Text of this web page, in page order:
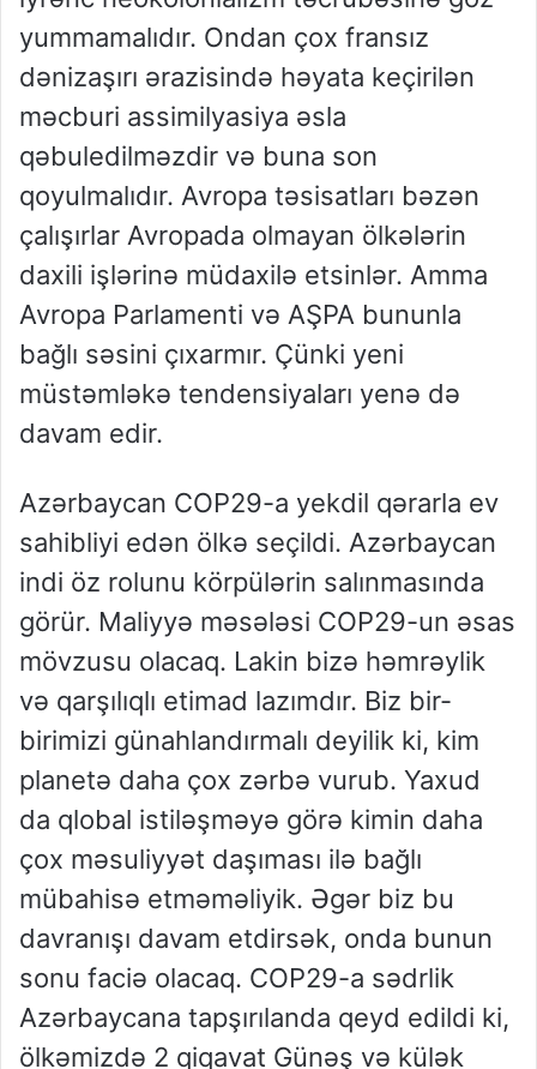
yummamalıdır. Ondan çox fransız
dənizaşırı ərazisində həyata keçirilən
məcburi assimilyasiya əsla
qəbuledilməzdir və buna son
qoyulmalıdır. Avropa təsisatları bəzən
çalışırlar Avropada olmayan ölkələrin
daxili işlərinə müdaxilə etsinlər. Amma
Avropa Parlamenti və AŞPA bununla
bağlı səsini çıxarmır. Çünki yeni
müstəmləkə tendensiyaları yenə də
davam edir.
Azərbaycan COP29-a yekdil qərarla ev
sahibliyi edən ölkə seçildi. Azərbaycan
indi öz rolunu körpülərin salınmasında
görür. Maliyyə məsələsi COP29-un əsas
mövzusu olacaq. Lakin bizə həmrəylik
və qarşılıqlı etimad lazımdır. Biz bir-
birimizi günahlandırmalı deyilik ki, kim
planetə daha çox zərbə vurub. Yaxud
da qlobal istiləşməyə görə kimin daha
çox məsuliyyət daşıması ilə bağlı
mübahisə etməməliyik. Əgər biz bu
davranışı davam etdirsək, onda bunun
sonu faciə olacaq. COP29-a sədrlik
Azərbaycana tapşırılanda qeyd edildi ki,
ölkəmizdə 2 qiqavat Günəş və külək